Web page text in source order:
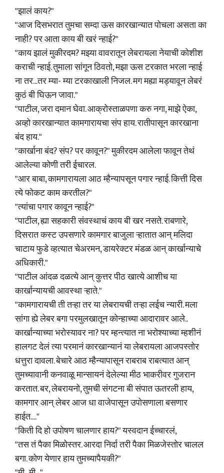
"झालं काय?"
"आज दिसभरात तुमचा सम्दा ऊस कारखान्यात पोचला असता का
नाही? पर आता काय बी खरं न्हाई?"
"काय झालं मुकीरदम? मझ्या वावरातून लेबरायला नेयाची कोशीश
कराची न्हाई. तुमाला सांगून ठिवतो, मझा ऊस टरकात भरला न्हाई
ना तर...तर म्या- म्या टरकाखाली निजल. मग मह्या मड्यावून लेबरं
कुठं बी घिऊन जावा."
"पाटील, जरा दमान घेवा. आक्रोस्ताळपणा करु नगा, माझे ऐका,
अव्हो कारखान्यात कामगारायचा संप हाय. रातीपासून कारखाना
बंद हाय."
"कार्खाना बंद? संप? पर कावून?" मुकीरदम आलेला फावून तेथं
आलेल्या कोणी तरी ईचारल.
"आर बाबा, कामगारायला आठ म्हैन्यापसून पगार न्हाई. कित्ती दिस
त्ये फोकट काम करतील?"
"त्यांचा पगार कावून न्हाई?"
"पाटील, ह्या सहकारी संवस्थाचं काय बी खर नसते. राबणारे,
दिसरात कस्ट उपसणारे कामगार बाजुला ऱ्हातात आन् मलिदा
चाटाय फुडे व्हत्यात चेअरमन, डायरेक्टर मंडळ आन् कार्खान्याचे
अधिकारी."
"पाटील आंदळ दळत्ये आन् कुत्तर पीठ खात्ये आशीच या
कार्खान्यायची आवस्था ऱ्हाते."
"कामगारायची ती तऱ्हा तर या लेबरायची तऱ्हा लईच न्यारी. मला
सांगा ह्ये लेबर बगा परमुलखातून कोन्हाच्या आदारावर आले..
कार्खान्याच्या भरोस्यावर ना? पर म्हन्त्यात ना भरोश्याच्या म्हशीनं
हालगट देलं त्या परमानं कारखान्यानं या लेबरायला आजपस्तोर
धत्तुरा दावला. बेचारे आठ म्हैन्यापासून राबराब राबत्यात आन्
तुमच्यावानी कनवाळू मान्सायनं देलेल्या मीठ भाकरीवर गुजरान
करतात. बर, लेबरायनो, तुमची संगटना बी संपात ऊतरली हाय,
कामगार आन् लेबर आज धा वाजेपासून उपोसणाला बसणार
हाईत...."
"किती दि हो उपोषण चालणार हाय?" यस्वदान ईच्चारलं,
"तस तं पैका मिळोस्तर. आरदा निर्दा तरी पैका मिळजेस्तोर चालल
बगा. कोण येणार हाय तुमच्यापैयकी?"